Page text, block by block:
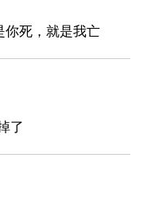
死，就是我亡
了